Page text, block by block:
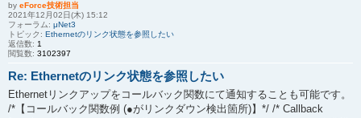
by eForce技術担当
2021年12月02日(木) 15:12
フォーラム: μNet3
トピック: Ethernetのリンク状態を参照したい
返信数: 1
閲覧数: 3102397
Re: Ethernetのリンク状態を参照したい
Ethernetリンクアップをコールバック関数にて通知することも可能です。
/*【コールバック関数例 (●がリンクダウン検出箇所)】*/ /* Callback